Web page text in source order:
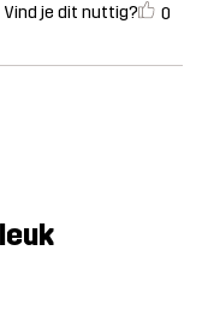
Vind je dit nuttig? 0